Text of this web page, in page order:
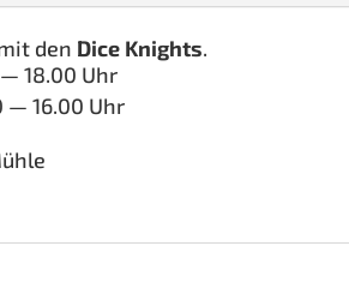
den Dice Knights.
18.00 Uhr
— 16.00 Uhr